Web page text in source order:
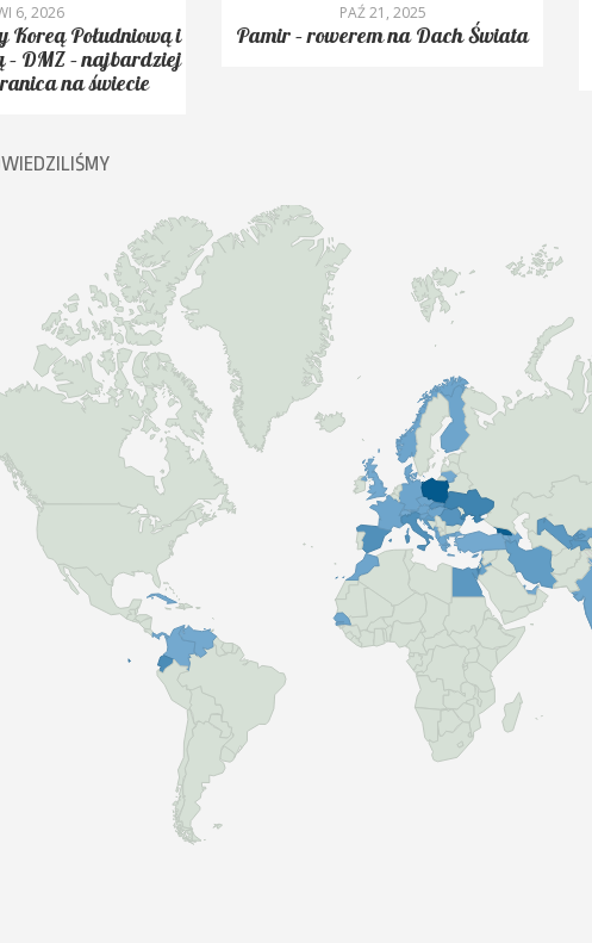
6, 2026
Koreą Południową i
– DMZ – najbardziej
na świecie
PAŹ 21, 2025
Pamir – rowerem na Dach Świata